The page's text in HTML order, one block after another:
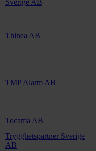
Sverige AB
Thinea AB
TMP Alarm AB
Tocama AB
Trygghetspartner Sverige
AB